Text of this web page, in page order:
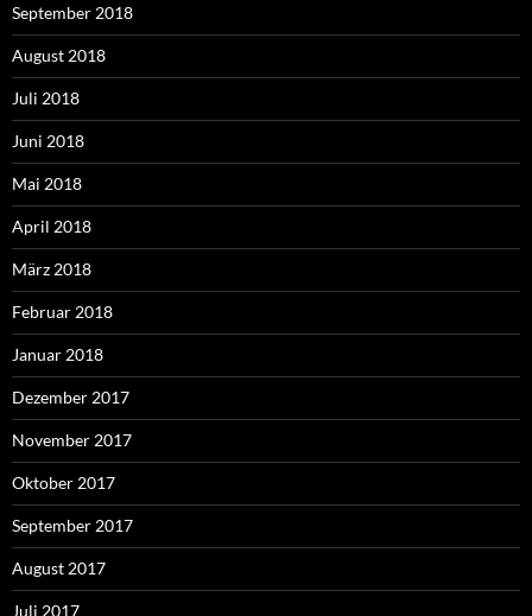
September 2018
August 2018
Juli 2018
Juni 2018
Mai 2018
April 2018
März 2018
Februar 2018
Januar 2018
Dezember 2017
November 2017
Oktober 2017
September 2017
August 2017
Juli 2017